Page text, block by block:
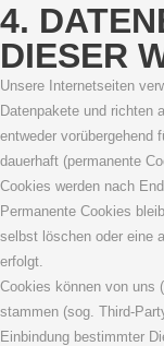
4.
DIESER
Unsere Internetseiten
Datenpakete und richten
entweder vorübergehend
dauerhaft (permanente
Cookies werden nach
Permanente Cookies
selbst löschen oder eine
erfolgt.
Cookies können von uns
stammen (sog. Third-
Einbindung bestimmter